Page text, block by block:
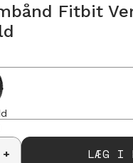
Fitbit
+ LÆG I